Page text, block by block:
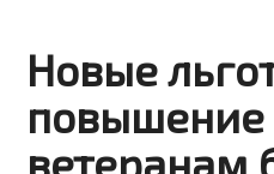
Новые
ветеранам